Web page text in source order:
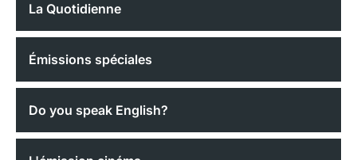
La Quotidienne
Émissions spéciales
Do you speak English?